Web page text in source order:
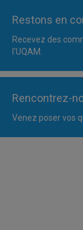
Restons en
Recevez des
l'UQAM.
Rencontrez-
Venez poser vos